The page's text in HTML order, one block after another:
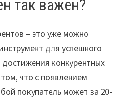
так важен?
– это уже можно
для успешного
конкурентных
что с появлением
покупатель может за 20-